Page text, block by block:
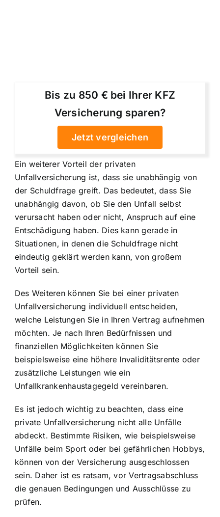
Bis zu 850 € bei Ihrer KFZ
Versicherung sparen?
Jetzt vergleichen
Ein weiterer Vorteil der privaten
Unfallversicherung ist, dass sie unabhängig von
der Schuldfrage greift. Das bedeutet, dass Sie
unabhängig davon, ob Sie den Unfall selbst
verursacht haben oder nicht, Anspruch auf eine
Entschädigung haben. Dies kann gerade in
Situationen, in denen die Schuldfrage nicht
eindeutig geklärt werden kann, von großem
Vorteil sein.
Des Weiteren können Sie bei einer privaten
Unfallversicherung individuell entscheiden,
welche Leistungen Sie in Ihren Vertrag aufnehmen
möchten. Je nach Ihren Bedürfnissen und
finanziellen Möglichkeiten können Sie
beispielsweise eine höhere Invaliditätsrente oder
zusätzliche Leistungen wie ein
Unfallkrankenhaustagegeld vereinbaren.
Es ist jedoch wichtig zu beachten, dass eine
private Unfallversicherung nicht alle Unfälle
abdeckt. Bestimmte Risiken, wie beispielsweise
Unfälle beim Sport oder bei gefährlichen Hobbys,
können von der Versicherung ausgeschlossen
sein. Daher ist es ratsam, vor Vertragsabschluss
die genauen Bedingungen und Ausschlüsse zu
prüfen.